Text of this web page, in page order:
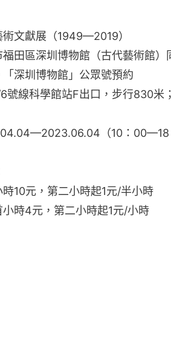
文獻展（1949—2019）
田區深圳博物館（古代藝術館）
「深圳博物館」公眾號預約
號線科學館站F出口，步行830米
（10：00—18
10元，第二小時起1元/半小時
小時4元，第二小時起1元/小時